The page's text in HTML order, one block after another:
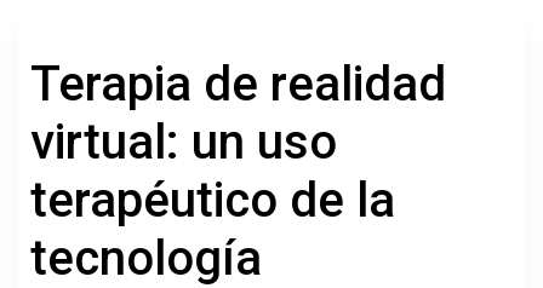
Terapia de realidad
virtual: un uso
terapéutico de la
tecnología